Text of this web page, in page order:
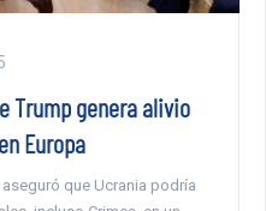
Trump genera alivio
Europa
que Ucrania podría